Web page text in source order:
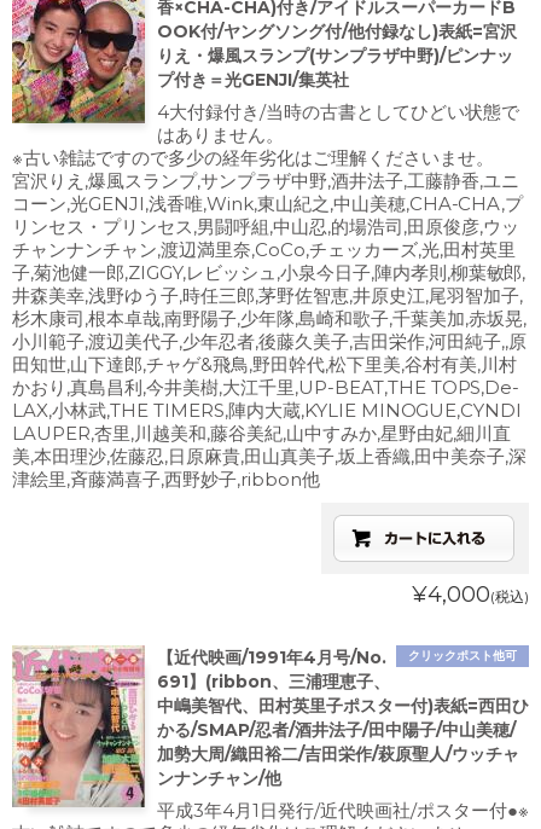
香×CHA-CHA)付き/アイドルスーパーカードB
OOK付/ヤングソング付/他付録なし)表紙=宮沢
りえ・爆風スランプ(サンプラザ中野)/ピンナッ
プ付き＝光GENJI/集英社
4大付録付き/当時の古書としてひどい状態で
はありません。
※古い雑誌ですので多少の経年劣化はご理解くださいませ。
宮沢りえ,爆風スランプ,サンプラザ中野,酒井法子,工藤静香,ユニ
コーン,光GENJI,浅香唯,Wink,東山紀之,中山美穂,CHA-CHA,プ
リンセス・プリンセス,男闘呼組,中山忍,的場浩司,田原俊彦,ウッ
チャンナンチャン,渡辺満里奈,CoCo,チェッカーズ,光,田村英里
子,菊池健一郎,ZIGGY,レビッシュ,小泉今日子,陣内孝則,柳葉敏郎,
井森美幸,浅野ゆう子,時任三郎,茅野佐智恵,井原史江,尾羽智加子,
杉木康司,根本卓哉,南野陽子,少年隊,島崎和歌子,千葉美加,赤坂晃,
小川範子,渡辺美代子,少年忍者,後藤久美子,吉田栄作,河田純子,,原
田知世,山下達郎,チャゲ&飛鳥,野田幹代,松下里美,谷村有美,川村
かおり,真島昌利,今井美樹,大江千里,UP-BEAT,THE TOPS,De-
LAX,小林武,THE TIMERS,陣内大蔵,KYLIE MINOGUE,CYNDI
LAUPER,杏里,川越美和,藤谷美紀,山中すみか,星野由妃,細川直
美,本田理沙,佐藤忍,日原麻貴,田山真美子,坂上香織,田中美奈子,深
津絵里,斉藤満喜子,西野妙子,ribbon他
¥4,000(税込)
クリックポスト他可
【近代映画/1991年4月号/No.
691】(ribbon、三浦理恵子、
中嶋美智代、田村英里子ポスター付)表紙=西田ひ
かる/SMAP/忍者/酒井法子/田中陽子/中山美穂/
加勢大周/織田裕二/吉田栄作/萩原聖人/ウッチャ
ンナンチャン/他
平成3年4月1日発行/近代映画社/ポスター付●※